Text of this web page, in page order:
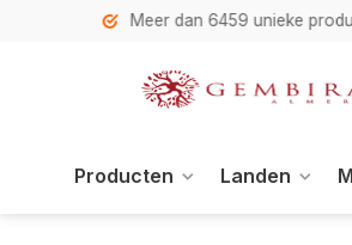
Meer dan 6459 unieke
Producten Landen